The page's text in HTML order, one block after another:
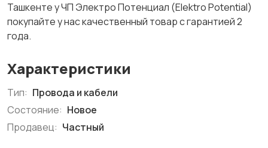
Ташкенте у ЧП Электро Потенциал (Elektro Potential)
покупайте у нас качественный товар с гарантией 2
года.
Характеристики
Тип: Провода и кабели
Состояние: Новое
Продавец: Частный